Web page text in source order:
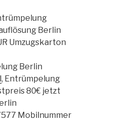
Berlin
Umzugskarton
Berlin
, Entrümpelung
80€ jetzt
Mobilnummer